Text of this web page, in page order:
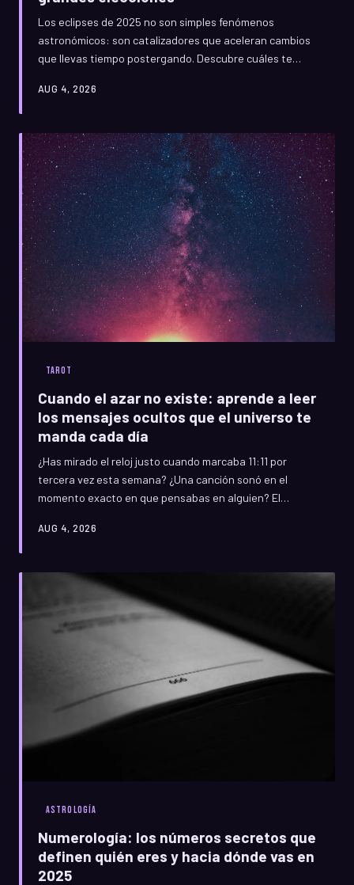
Los eclipses de 2025 no son simples fenómenos
astronómicos: son catalizadores que aceleran cambios
que llevas tiempo postergando. Descubre cuáles te
aprovechar su energía al máximo.
AUG 4, 2026
TAROT
Cuando el azar no existe: aprende a leer
los mensajes ocultos que el universo te
manda cada día
¿Has mirado el reloj justo cuando marcaba 11:11 por
tercera vez esta semana? ¿Una canción sonó en el
momento exacto en que pensabas en alguien? El
escuchar. Te enseñamos a descifrar ese lenguaje.
AUG 4, 2026
ASTROLOGÍA
Numerología: los números secretos que
definen quién eres y hacia dónde vas en
2025